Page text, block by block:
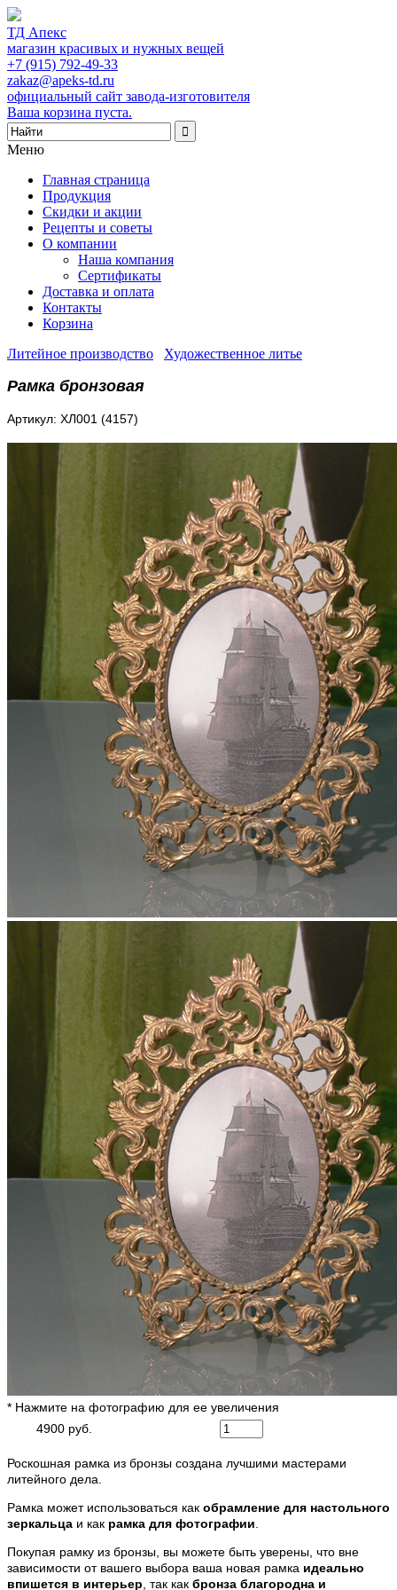
ТД Апекс
магазин красивых и нужных вещей
+7 (915) 792-49-33
zakaz@apeks-td.ru
официальный сайт завода-изготовителя
Ваша корзина пуста.
Меню
Главная страница
Продукция
Скидки и акции
Рецепты и советы
О компании
Наша компания
Сертификаты
Доставка и оплата
Контакты
Корзина
Литейное производство
Художественное литье
Рамка бронзовая
Артикул: ХЛ001 (4157)
* Нажмите на фотографию для ее увеличения
4900 руб.
Роскошная рамка из бронзы создана лучшими мастерами
литейного дела.
Рамка может использоваться как обрамление для настольного
зеркальца и как рамка для фотографии.
Покупая рамку из бронзы, вы можете быть уверены, что вне
зависимости от вашего выбора ваша новая рамка идеально
впишется в интерьер, так как бронза благородна и